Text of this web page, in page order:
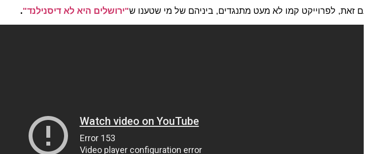
זאת, לפרוייקט קמו לא מעט מתנגדים, ביניהם של מי שטענו ש"ירושלים היא לא דיסנילנד".